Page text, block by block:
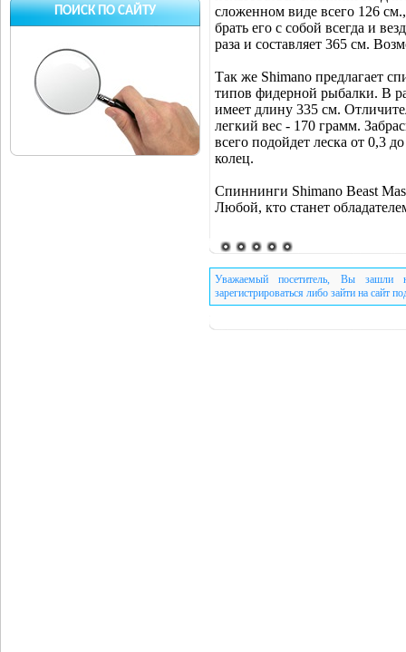
ПОИСК ПО САЙТУ
сложенном виде всего 126
брать его с собой всегда и
раза и составляет 365 см.
Так же Shimano предлагает
типов фидерной рыбалки. В
имеет длину 335 см.
легкий вес - 170 грамм.
всего подойдет леска от 0,3
колец.
Спиннинги Shimano Beast
Любой, кто станет
Уважаемый посетитель, Вы зашли
зарегистрироваться либо зайти на сайт